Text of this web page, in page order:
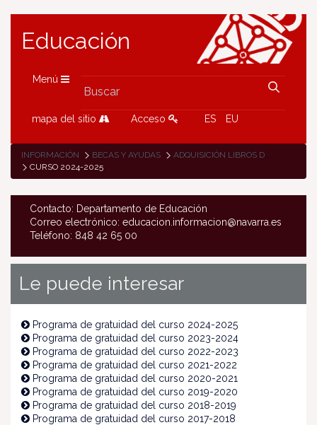
Educación
Menú
mapa del sitio Acceso ES EU
INFORMACIÓN BECAS Y AYUDAS
ADQUISICIÓN LIBROS DE TEXTO
CURSO 2024-2025
Contacto: Departamento de Educación
Correo electrónico: educacion.informacion@navarra.es
Teléfono: 848 42 65 00
Le puede interesar
Programa de gratuidad del curso 2024-2025
Programa de gratuidad del curso 2023-2024
Programa de gratuidad del curso 2022-2023
Programa de gratuidad del curso 2021-2022
Programa de gratuidad del curso 2020-2021
Programa de gratuidad del curso 2019-2020
Programa de gratuidad del curso 2018-2019
Programa de gratuidad del curso 2017-2018